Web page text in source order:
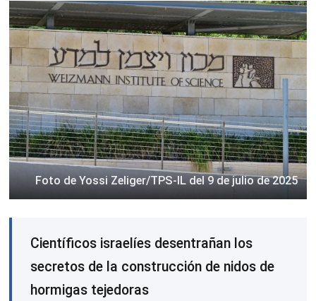
Foto de Yossi Zeliger/TPS-IL del 9 de julio de 2025
Científicos israelíes desentrañan los
secretos de la construcción de nidos de
hormigas tejedoras